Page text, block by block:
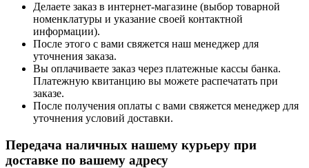
Делаете заказ в интернет-магазине (выбор товарной
номенклатуры и указание своей контактной
информации).
После этого с вами свяжется наш менеджер для
уточнения заказа.
Вы оплачиваете заказ через платежные кассы банка.
Платежную квитанцию вы можете распечатать при
заказе.
После получения оплаты с вами свяжется менеджер для
уточнения условий доставки.
Передача наличных нашему курьеру при
доставке по вашему адресу